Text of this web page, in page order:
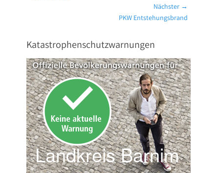
Nächster →
PKW Entstehungsbrand
Katastrophenschutzwarnungen